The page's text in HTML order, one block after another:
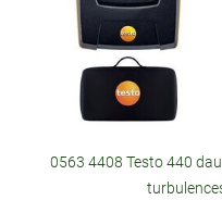
0563 4408 Testo 440